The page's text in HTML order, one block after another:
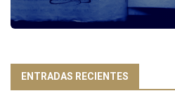
ENTRADAS RECIENTES